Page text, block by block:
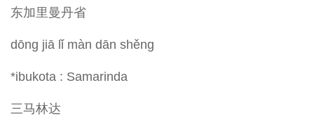
东加里曼丹省
dōng jiā lǐ màn dān shěng
*ibukota : Samarinda
三马林达